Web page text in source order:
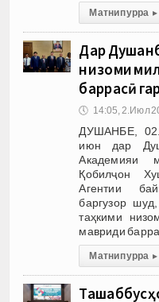
Матни пурра ▸
Дар
низоми
баррасӣ
🕔 14:05, 2.Июл
ДУШАНБЕ,
июн дар
Академияи
Қобилҷон
Агентии
баргузор
таҳкими
мавриди
Матни пурра ▸